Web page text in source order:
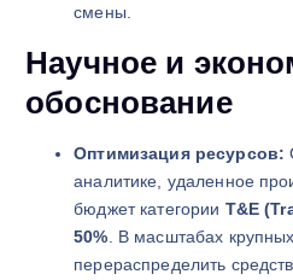
смены.
Научное и
обоснование
Оптимизация ресурсов:
аналитике, удаленное
бюджет категории T&E
50% . В масштабах
перераспределить